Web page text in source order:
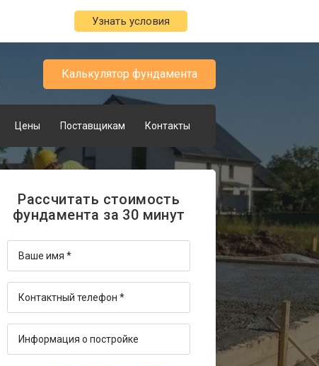
Узнать условия
Калькулятор фундамента
Цены Поставщикам Контакты
Рассчитать стоимость
фундамента за 30 минут